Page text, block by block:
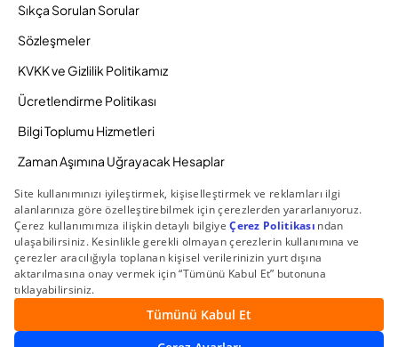
Sıkça Sorulan Sorular
Sözleşmeler
KVKK ve Gizlilik Politikamız
Ücretlendirme Politikası
Bilgi Toplumu Hizmetleri
Zaman Aşımına Uğrayacak Hesaplar
Duyurular ve Kampanyalar
© 2026 Gedik Yatırım Menkul Değerler AŞ. Tüm Hakları